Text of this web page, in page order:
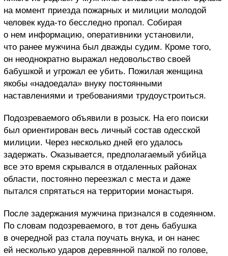
на момент приезда пожарных и милиции молодой
человек куда-то бесследно пропал. Собирая
о нем информацию, оперативники установили,
что ранее мужчина был дважды судим. Кроме того,
он неоднократно выражал недовольство своей
бабушкой и угрожал ее убить. Пожилая женщина
якобы «надоедала» внуку постоянными
наставлениями и требованиями трудоустроиться.
Подозреваемого объявили в розыск. На его поиски
был ориентирован весь личный состав одесской
милиции. Через несколько дней его удалось
задержать. Оказывается, предполагаемый убийца
все это время скрывался в отдаленных районах
области, постоянно переезжал с места и даже
пытался спрятаться на территории монастыря.
После задержания мужчина признался в содеянном.
По словам подозреваемого, в тот день бабушка
в очередной раз стала поучать внука, и он нанес
ей несколько ударов деревянной палкой по голове,